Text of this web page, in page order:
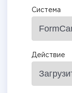
Система
Действие